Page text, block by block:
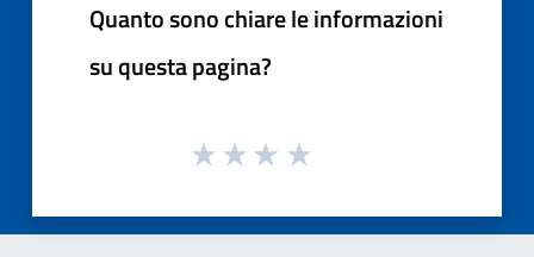
Quanto sono chiare le informazioni
su questa pagina?